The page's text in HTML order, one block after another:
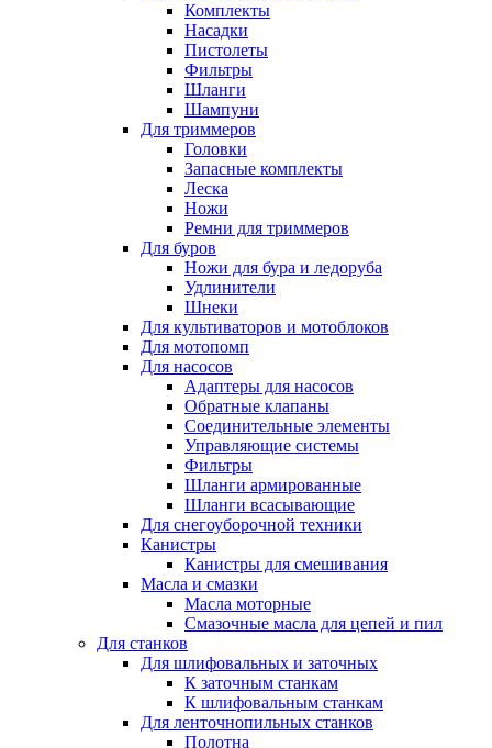
Комплекты
Насадки
Пистолеты
Фильтры
Шланги
Шампуни
Для триммеров
Головки
Запасные комплекты
Леска
Ножи
Ремни для триммеров
Для буров
Ножи для бура и ледоруба
Удлинители
Шнеки
Для культиваторов и мотоблоков
Для мотопомп
Для насосов
Адаптеры для насосов
Обратные клапаны
Соединительные элементы
Управляющие системы
Фильтры
Шланги армированные
Шланги всасывающие
Для снегоуборочной техники
Канистры
Канистры для смешивания
Масла и смазки
Масла моторные
Смазочные масла для цепей и пил
Для станков
Для шлифовальных и заточных
К заточным станкам
К шлифовальным станкам
Для ленточнопильных станков
Полотна